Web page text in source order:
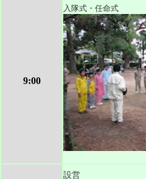
9:00
入隊式・任命式
設営